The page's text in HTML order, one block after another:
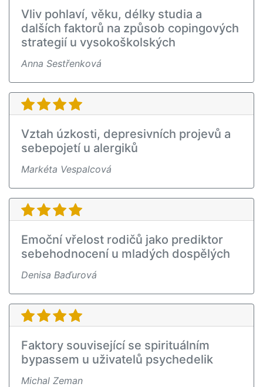
Vliv pohlaví, věku, délky studia a
dalších faktorů na způsob copingových
strategií u vysokoškolských
Anna Sestřenková
Vztah úzkosti, depresivních projevů a
sebepojetí u alergiků
Markéta Vespalcová
Emoční vřelost rodičů jako prediktor
sebehodnocení u mladých dospělých
Denisa Baďurová
Faktory související se spirituálním
bypassem u uživatelů psychedelik
Michal Zeman